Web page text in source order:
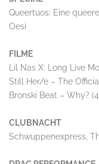
Queertuos: Eine
Oesi
FILME
Lil Nas X: Long Live
Still Her/e – The
Bronski Beat – Why?
CLUBNACHT
Schwuppenexpress,